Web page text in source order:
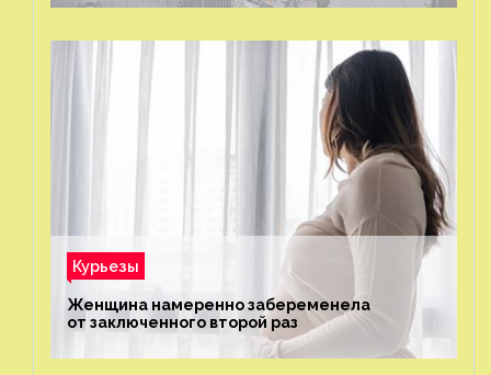
Курьезы
Женщина намеренно забеременела
от заключенного второй раз